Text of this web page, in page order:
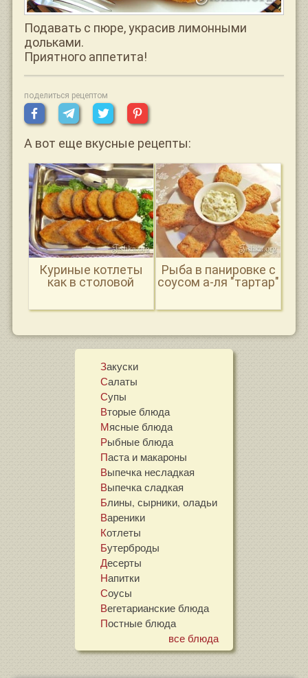
Подавать с пюре, украсив лимонными
дольками.
Приятного аппетита!
поделиться рецептом
А вот еще вкусные рецепты:
Куриные котлеты
как в столовой
Рыба в панировке с
соусом а-ля "тартар"
Закуски
Салаты
Супы
Вторые блюда
Мясные блюда
Рыбные блюда
Паста и макароны
Выпечка несладкая
Выпечка сладкая
Блины, сырники, оладьи
Вареники
Котлеты
Бутерброды
Десерты
Напитки
Соусы
Вегетарианские блюда
Постные блюда
все блюда